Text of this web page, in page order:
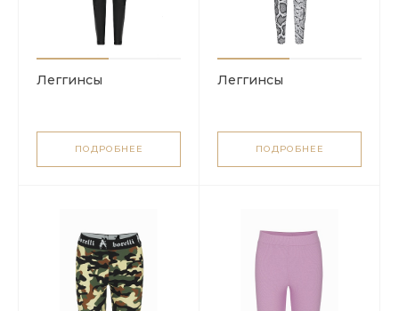
Леггинсы
ПОДРОБНЕЕ
Леггинсы
ПОДРОБНЕЕ